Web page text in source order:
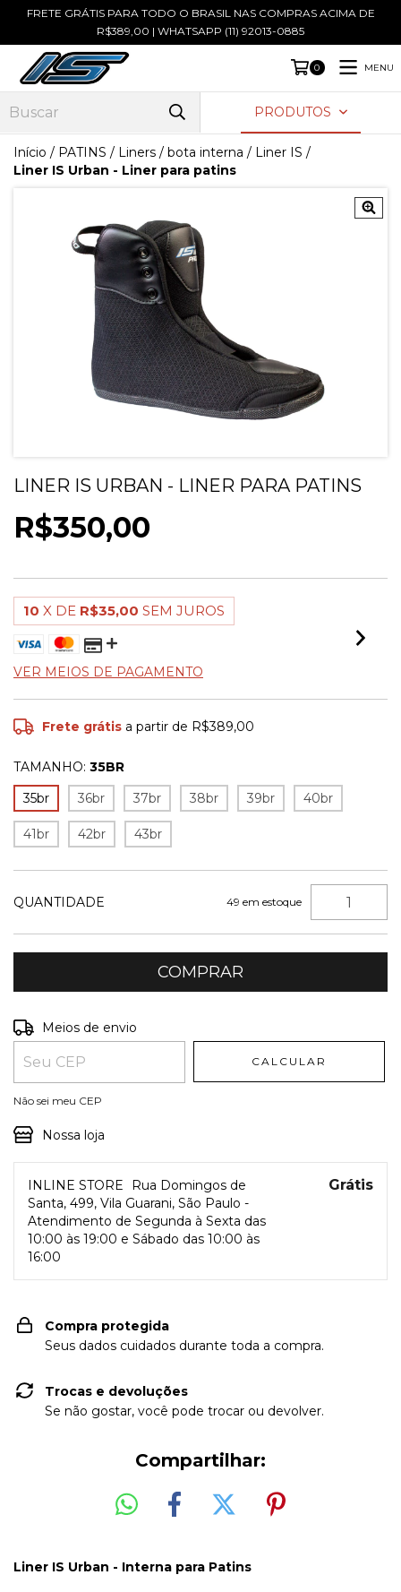
FRETE GRÁTIS PARA TODO O BRASIL NAS COMPRAS ACIMA DE
R$389,00 | WHATSAPP (11) 92013-0885
0 MENU
PRODUTOS
Início / PATINS / Liners / bota interna / Liner IS /
Liner IS Urban - Liner para patins
LINER IS URBAN - LINER PARA PATINS
R$350,00
10 X DE R$35,00 SEM JUROS
VER MEIOS DE PAGAMENTO
Frete grátis a partir de R$389,00
TAMANHO: 35BR
35br
36br 37br 38br 39br 40br
41br 42br 43br
QUANTIDADE 49 em estoque
Entregas para o CEP:
Meios de envio
CALCULAR
Não sei meu CEP
Nossa loja
INLINE STORE
Rua Domingos de
Santa, 499, Vila Guarani, São Paulo -
Atendimento de Segunda à Sexta das
10:00 às 19:00 e Sábado das 10:00 às
16:00
Grátis
Compra protegida
Seus dados cuidados durante toda a compra.
Trocas e devoluções
Se não gostar, você pode trocar ou devolver.
Compartilhar:
Liner IS Urban - Interna para Patins